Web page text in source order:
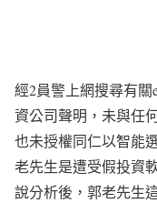
經2員警上網搜尋有
資公司聲明，未與任
也未授權同仁以智能
老先生是遭受假投資
說分析後，郭老先生